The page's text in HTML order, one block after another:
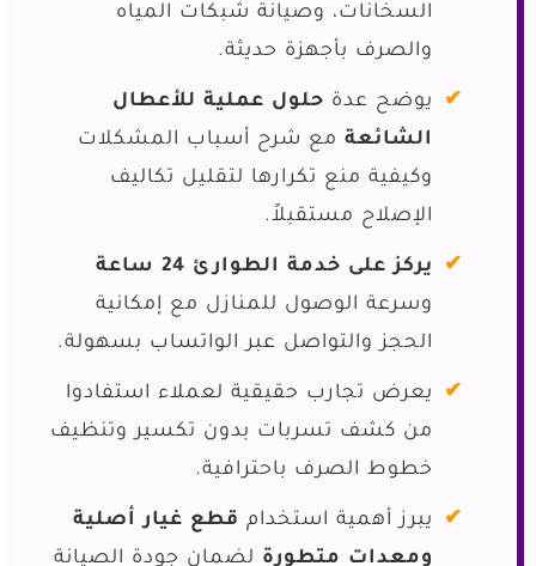
السخانات، وصيانة شبكات المياه
والصرف بأجهزة حديثة.
يوضح عدة حلول عملية للأعطال
الشائعة مع شرح أسباب المشكلات
وكيفية منع تكرارها لتقليل تكاليف
الإصلاح مستقبلاً.
يركز على خدمة الطوارئ 24 ساعة
وسرعة الوصول للمنازل مع إمكانية
الحجز والتواصل عبر الواتساب بسهولة.
يعرض تجارب حقيقية لعملاء استفادوا
من كشف تسربات بدون تكسير وتنظيف
خطوط الصرف باحترافية.
يبرز أهمية استخدام قطع غيار أصلية
ومعدات متطورة لضمان جودة الصيانة